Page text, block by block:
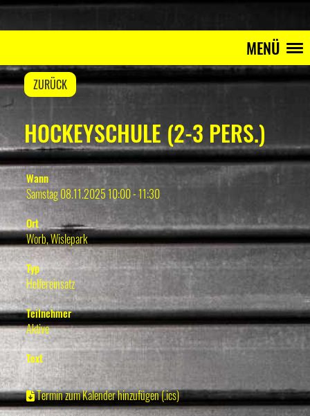
MENÜ
ZURÜCK
HOCKEYSCHULE (2-3 PERS.)
Wann
Samstag 08.11.2025 10:00 - 11:30
Ort
Worb, Wislepark
Typ
Helfereinsatz
Teilnehmer
Aktive
Text
Termin zum Kalender hinzufügen (.ics)